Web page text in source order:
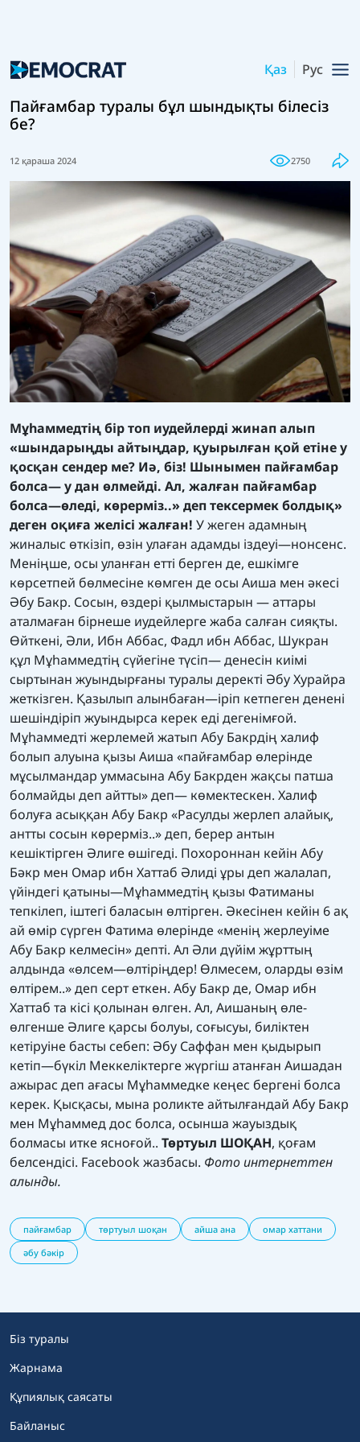
Қаз Рус
Пайғамбар туралы бұл шындықты білесіз
бе?
12 қараша 2024 2750
Мұһаммедтің бір топ иудейлерді жинап алып
«шындарыңды айтыңдар, қуырылған қой етіне у
қосқан сендер ме? Иә, біз! Шынымен пайғамбар
болса— у дан өлмейді. Ал, жалған пайғамбар
болса—өледі, көрерміз..» деп тексермек болдық»
деген оқиға желісі жалған! У жеген адамның
жиналыс өткізіп, өзін улаған адамды іздеуі—нонсенс.
Меніңше, осы уланған етті берген де, ешкімге
көрсетпей бөлмесіне көмген де осы Аиша мен әкесі
Әбу Бакр. Сосын, өздері қылмыстарын — аттары
аталмаған бірнеше иудейлерге жаба салған сияқты.
Өйткені, Әли, Ибн Аббас, Фадл ибн Аббас, Шукран
құл Мұһаммедтің сүйегіне түсіп— денесін киімі
сыртынан жуындырғаны туралы деректі Әбу Хурайра
жеткізген. Қазылып алынбаған—іріп кетпеген денені
шешіндіріп жуындырса керек еді дегенімғой.
Мұһаммедті жерлемей жатып Абу Бакрдің халиф
болып алуына қызы Аиша «пайғамбар өлерінде
мұсылмандар уммасына Абу Бакрден жақсы патша
болмайды деп айтты» деп— көмектескен. Халиф
болуға асыққан Абу Бакр «Расулды жерлеп алайық,
антты сосын көрерміз..» деп, берер антын
кешіктірген Әлиге өшігеді. Похороннан кейін Абу
Бәкр мен Омар ибн Хаттаб Әлиді ұры деп жалалап,
үйіндегі қатыны—Мұһаммедтің қызы Фатиманы
тепкілеп, іштегі баласын өлтірген. Әкесінен кейін 6 ақ
ай өмір сүрген Фатима өлерінде «менің жерлеуіме
Абу Бакр келмесін» депті. Ал Әли дүйім жұрттың
алдында «өлсем—өлтіріңдер! Өлмесем, оларды өзім
өлтірем..» деп серт еткен. Абу Бакр де, Омар ибн
Хаттаб та кісі қолынан өлген. Ал, Аишаның өле-
өлгенше Әлиге қарсы болуы, соғысуы, биліктен
кетіруіне басты себеп: Әбу Саффан мен қыдырып
кетіп—бүкіл Меккеліктерге жүргіш атанған Аишадан
ажырас деп ағасы Мұһаммедке кеңес бергені болса
керек. Қысқасы, мына роликте айтылғандай Абу Бакр
мен Мұһаммед дос болса, осынша жауыздық
болмасы итке ясноғой.. Төртуыл ШОҚАН, қоғам
белсендісі. Facebook жазбасы. Фото интернеттен
алынды.
пайғамбар төртуыл шоқан айша ана
омар хаттани
әбу бәкір
Біз туралы
Жарнама
Құпиялық саясаты
Байланыс